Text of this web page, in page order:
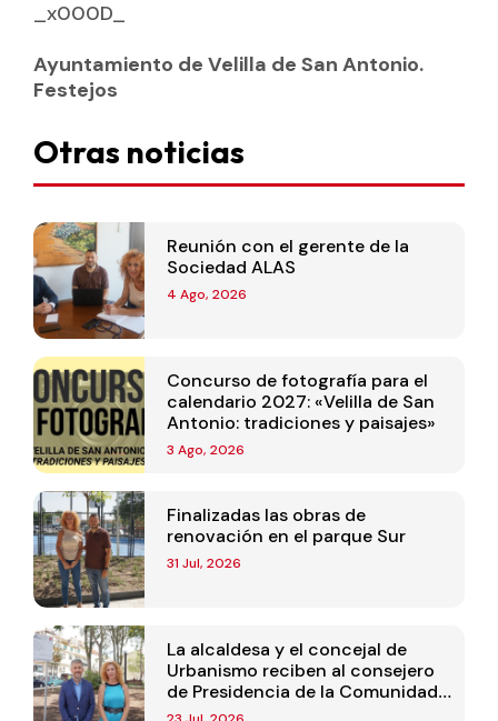
_x000D_
Ayuntamiento de Velilla de San Antonio.
Festejos
Otras noticias
Reunión con el gerente de la
Sociedad ALAS
4 Ago, 2026
Concurso de fotografía para el
calendario 2027: «Velilla de San
Antonio: tradiciones y paisajes»
3 Ago, 2026
Finalizadas las obras de
renovación en el parque Sur
31 Jul, 2026
La alcaldesa y el concejal de
Urbanismo reciben al consejero
de Presidencia de la Comunidad
de Madrid